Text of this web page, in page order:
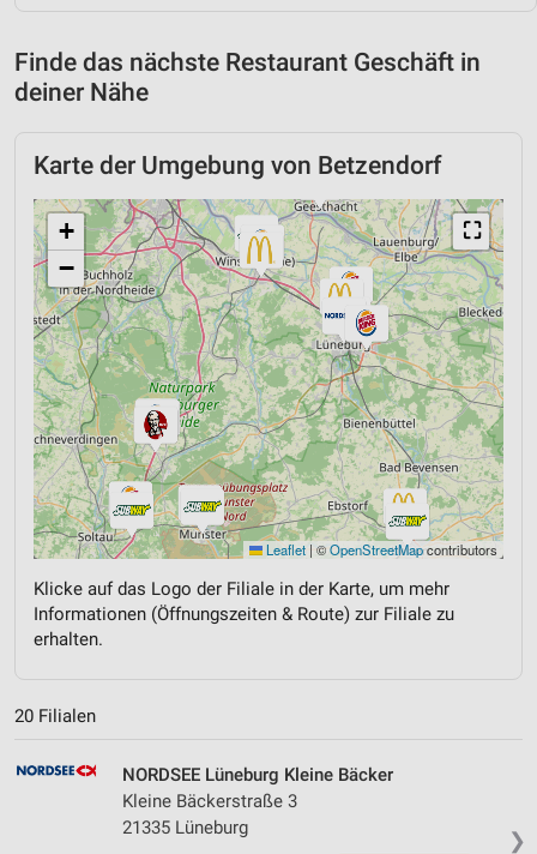
Finde das nächste Restaurant Geschäft in
deiner Nähe
Karte der Umgebung von Betzendorf
⛶
+
−
Leaflet | ©OpenStreetMapcontributors
Klicke auf das Logo der Filiale in der Karte, um mehr
Informationen (Öffnungszeiten & Route) zur Filiale zu
erhalten.
20 Filialen
❯
NORDSEE Lüneburg Kleine Bäcker
Kleine Bäckerstraße 3
21335 Lüneburg